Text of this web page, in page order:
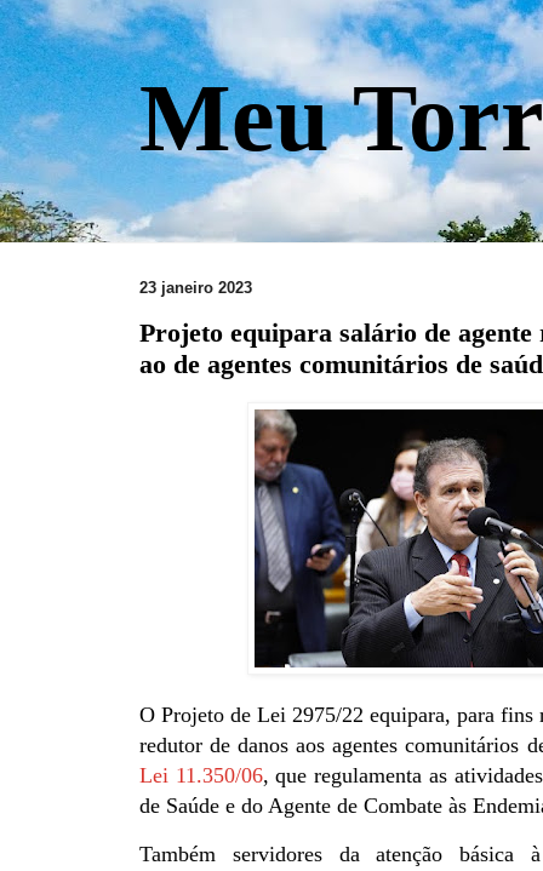
Meu
23 janeiro 2023
Projeto equipara salário de agente
ao de agentes comunitários de
O Projeto de Lei 2975/22 equipara, para fins
redutor de danos aos agentes comunitários
Lei 11.350/06, que regulamenta as
de Saúde e do Agente de Combate às
Também servidores da atenção básica